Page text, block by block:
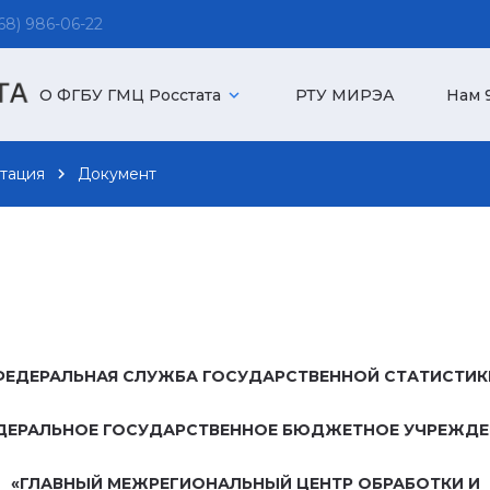
986-06-22
О ФГБУ ГМЦ Росстата expand_more РТУ МИРЭА Нам
chevron_right Документ
СЛУЖБА ГОСУДАРСТВЕННОЙ
ГОСУДАРСТВЕННОЕ БЮДЖЕТНОЕ
«ГЛАВНЫЙ МЕЖРЕГИОНАЛЬНЫЙ ЦЕНТР ОБРАБОТКИ И